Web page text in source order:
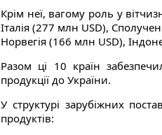
Крім неї, вагому роль у
Італія (277 млн USD),
Норвегія (166 млн USD),
Разом ці 10 країн
продукції до України.
У структурі зарубіжних
продуктів: